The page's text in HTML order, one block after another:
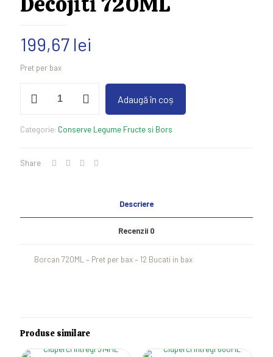
199,67 lei
Pret per bax
si
Adaugă în coș
Categorie: Conserve Legume Fructe si Bors
Share
Descriere
Recenzii 0
Borcan 720ML – Pret per bax – 12 Bucati in bax
Produse similare